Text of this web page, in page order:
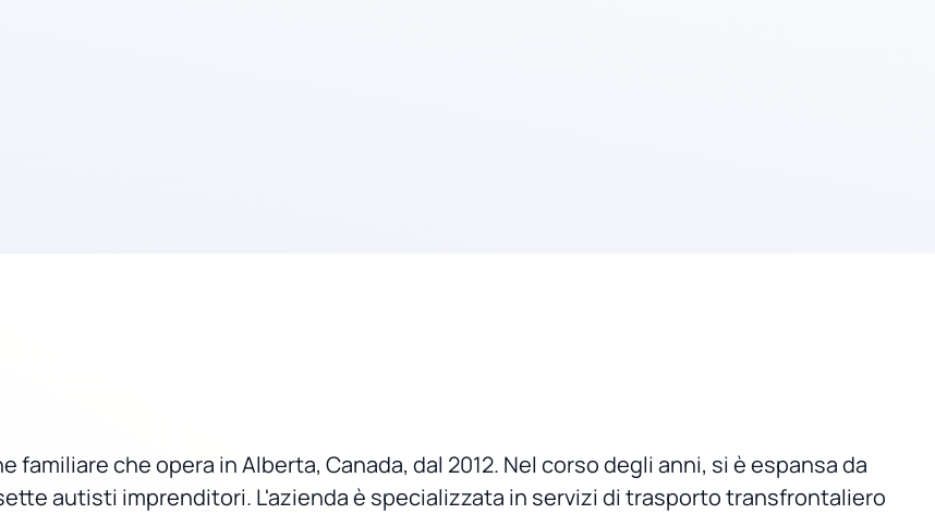
familiare che opera in Alberta, Canada, dal 2012. Nel corso degli anni, si è espansa da
autisti imprenditori. L'azienda è specializzata in servizi di trasporto transfrontaliero